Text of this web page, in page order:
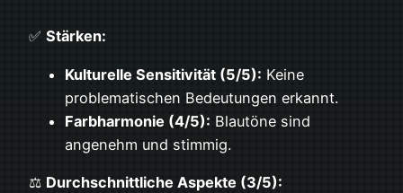
✅ Stärken:
Kulturelle Sensitivität (5/5): Keine
problematischen Bedeutungen erkannt.
Farbharmonie (4/5): Blautöne sind
angenehm und stimmig.
⚖ Durchschnittliche Aspekte (3/5):